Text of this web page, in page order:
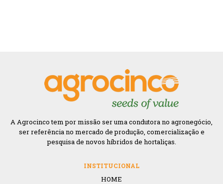
A Agrocinco tem por missão ser uma condutora no agronegócio,
ser referência no mercado de produção, comercialização e
pesquisa de novos híbridos de hortaliças.
INSTITUCIONAL
HOME